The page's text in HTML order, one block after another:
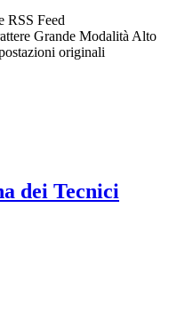
RSS Feed
Grande Modalità Alto
originali
dei Tecnici